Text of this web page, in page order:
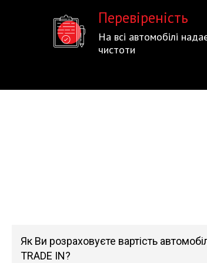
Перевіреність
На всі автомобілі
чистоти
Як Ви розраховуєте вартість
TRADE IN?